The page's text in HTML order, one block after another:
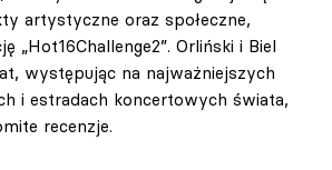
artystyczne oraz społeczne,
„Hot16Challenge2”. Orliński i Biel
występując na najważniejszych
i estradach koncertowych świata,
recenzje.